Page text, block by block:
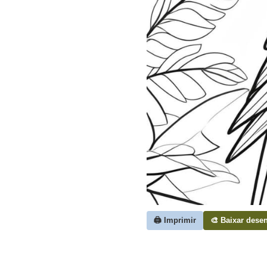
🖨️ Imprimir 🎨 Baixar